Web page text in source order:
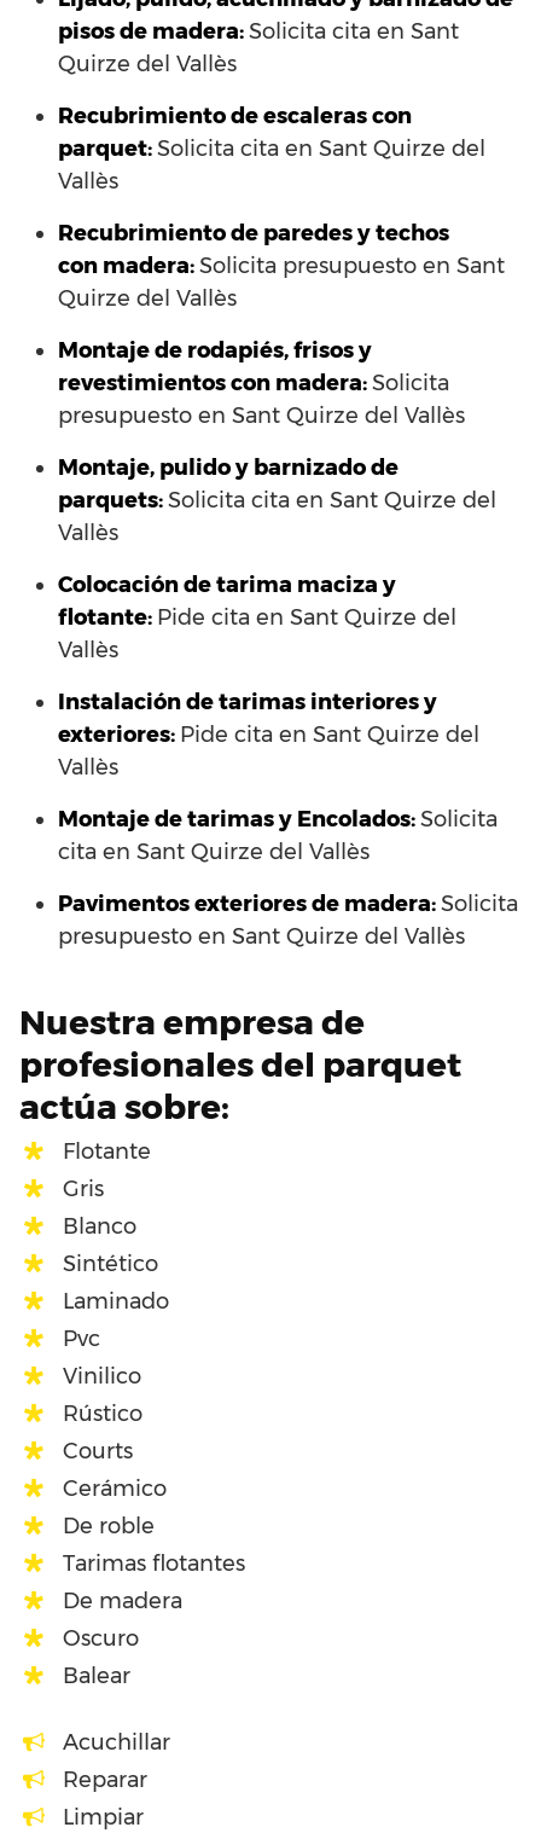
pisos de madera:Solicita cita en Sant
Quirze del Vallès
Recubrimiento de escaleras con
parquet:Solicita cita en Sant Quirze del
Vallès
Recubrimiento de paredes y techos
con madera:Solicita presupuesto en Sant
Quirze del Vallès
Montaje de rodapiés, frisos y
revestimientos con madera:Solicita
presupuesto en Sant Quirze del Vallès
Montaje, pulido y barnizado de
parquets:Solicita cita en Sant Quirze del
Vallès
Colocación de tarima maciza y
flotante: Pide cita en Sant Quirze del
Vallès
Instalación de tarimas interiores y
exteriores: Pide cita en Sant Quirze del
Vallès
Montaje de tarimas y Encolados:Solicita
cita en Sant Quirze del Vallès
Pavimentos exteriores de madera:Solicita
presupuesto en Sant Quirze del Vallès
Nuestra empresa de
profesionales del parquet
actúa sobre:
Flotante
Gris
Blanco
Sintético
Laminado
Pvc
Vinilico
Rústico
Courts
Cerámico
De roble
Tarimas flotantes
De madera
Oscuro
Balear
Acuchillar
Reparar
Limpiar